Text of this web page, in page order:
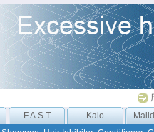
F.A.S.T Kalo